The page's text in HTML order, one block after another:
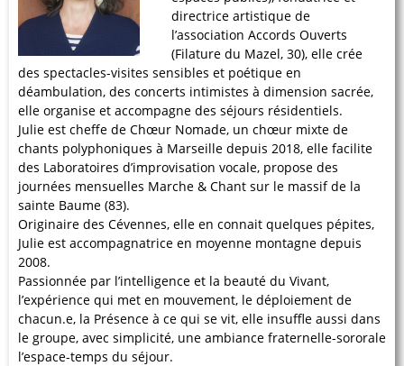
directrice artistique de
l’association Accords Ouverts
(Filature du Mazel, 30), elle crée
des spectacles-visites sensibles et poétique en
déambulation, des concerts intimistes à dimension sacrée,
elle organise et accompagne des séjours résidentiels.
Julie est cheffe de Chœur Nomade, un chœur mixte de
chants polyphoniques à Marseille depuis 2018, elle facilite
des Laboratoires d’improvisation vocale, propose des
journées mensuelles Marche & Chant sur le massif de la
sainte Baume (83).
Originaire des Cévennes, elle en connait quelques pépites,
Julie est accompagnatrice en moyenne montagne depuis
2008.
Passionnée par l’intelligence et la beauté du Vivant,
l’expérience qui met en mouvement, le déploiement de
chacun.e, la Présence à ce qui se vit, elle insuffle aussi dans
le groupe, avec simplicité, une ambiance fraternelle-sororale
l’espace-temps du séjour.